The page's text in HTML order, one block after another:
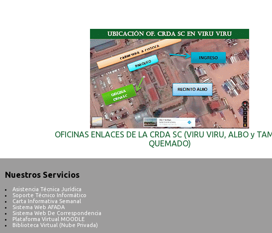
OFICINAS ENLACES DE LA CRDA SC (VIRU VIRU, ALBO y
QUEMADO)
Nuestros Servicios
Asistencia Técnica Jurídica
Soporte Técnico Informático
Carta Informativa Semanal
Sistema Web AFADA
Sistema Web De Correspondencia
Plataforma Virtual MOODLE
Biblioteca Virtual (Nube Privada)